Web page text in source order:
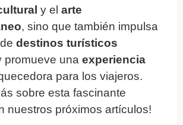
y el arte
, sino que también impulsa
destinos turísticos
promueve una experiencia
para los viajeros.
sobre esta fascinante
nuestros próximos artículos!